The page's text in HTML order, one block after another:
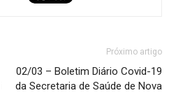
Próximo artigo
02/03 – Boletim Diário Covid-19
da Secretaria de Saúde de Nova